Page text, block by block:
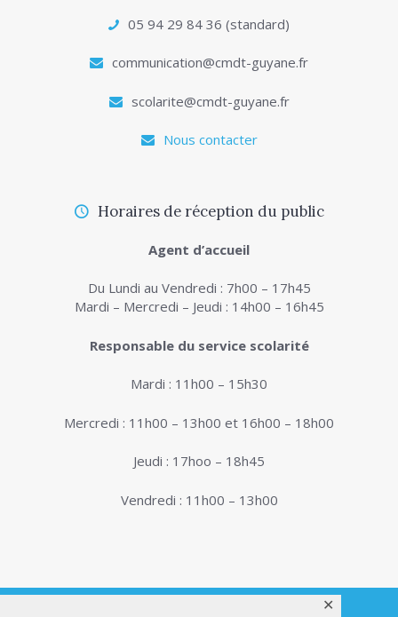
✕
05 94 29 84 36 (standard)
communication@cmdt-guyane.fr
scolarite@cmdt-guyane.fr
Nous contacter
Horaires de réception du public
Agent d’accueil
Du Lundi au Vendredi : 7h00 – 17h45
Mardi – Mercredi – Jeudi : 14h00 – 16h45
Responsable du service scolarité
Mardi : 11h00 – 15h30
Mercredi : 11h00 – 13h00 et 16h00 – 18h00
Jeudi : 17hoo – 18h45
Vendredi : 11h00 – 13h00